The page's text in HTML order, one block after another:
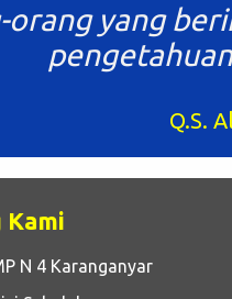
yang
Q.S.
Kami
N 4 Karanganyar